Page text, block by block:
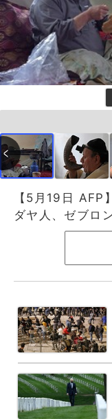
【5月19日 AFP
ダヤ人、ゼブロ